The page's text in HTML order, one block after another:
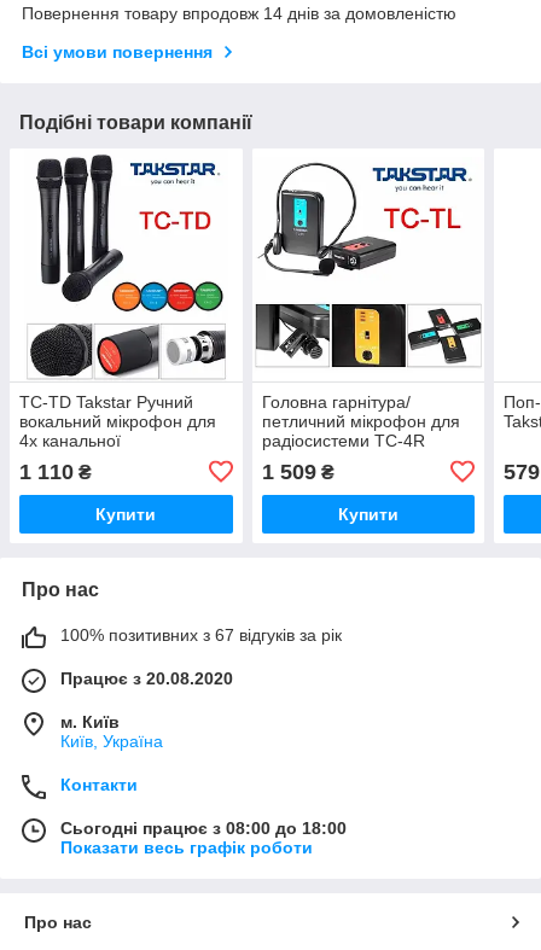
Повернення товару впродовж 14 днів за домовленістю
Всі умови повернення
Подібні товари компанії
TC-TD Takstar Ручний
вокальний мікрофон для
4х канальної
TC4R (опція, що
вибирається до приймача
1 110 ₴
Купити
Головна гарнітура/
петличний мікрофон для
радіосистеми TC-4R
1 509₴
Купити
579
Про нас
100% позитивних з 67 відгуків за рік
Працює з 20.08.2020
м. Київ
Київ, Україна
Контакти
Сьогодні працює з 08:00 до 18:00
Показати весь графік роботи
Про нас